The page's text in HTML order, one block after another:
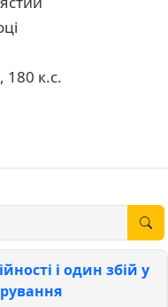
180 к.с.
і один збій у